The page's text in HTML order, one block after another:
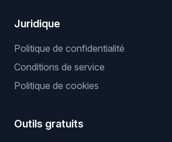
Juridique
Politique de confidentialité
Conditions de service
Politique de cookies
Outils gratuits